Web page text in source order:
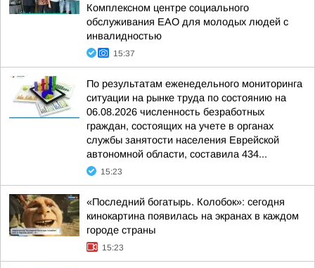
Комплексном центре социального
обслуживания ЕАО для молодых людей с
инвалидностью
15:37
По результатам еженедельного мониторинга
ситуации на рынке труда по состоянию на
06.08.2026 численность безработных
граждан, состоящих на учете в органах
службы занятости населения Еврейской
автономной области, составила 434...
15:23
«Последний богатырь. Колобок»: сегодня
кинокартина появилась на экранах в каждом
городе страны
15:23